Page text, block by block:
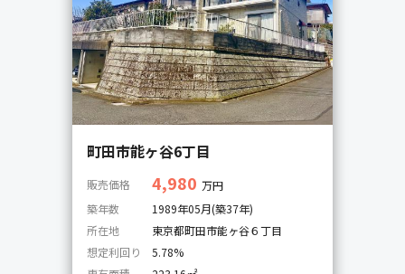
町田市能ヶ谷6丁目
販売価格 4,980 万円
築年数
1989年05月(築37年)
所在地
東京都町田市能ヶ谷６丁目
想定利回り
5.78%